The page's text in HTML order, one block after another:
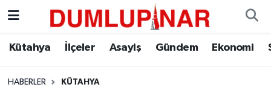
Kütahya İlçeler Asayiş Gündem Ekonomi
HABERLER KÜTAHYA
Asayiş
Diğer
Kütahya Hava Durumu
Kütahya Trafik Yoğunluk Haritası